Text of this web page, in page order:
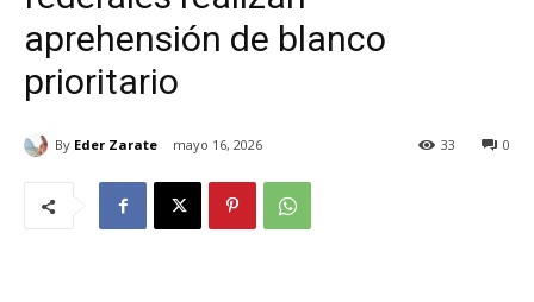
aprehensión de blanco
prioritario
By Eder Zarate mayo 16, 2026 0
33